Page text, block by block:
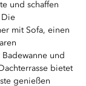
und schaffen
Die
mit Sofa, einen
und
bietet
genießen